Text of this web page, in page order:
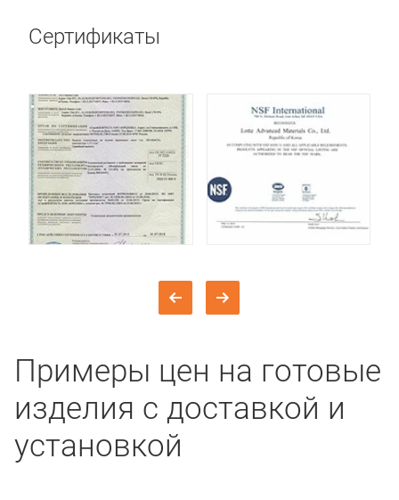
Сертификаты
Примеры цен на готовые
изделия с доставкой и
установкой